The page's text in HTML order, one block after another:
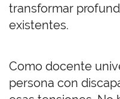
transformar
existentes.
Como docente
persona con